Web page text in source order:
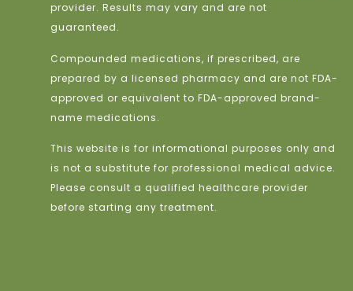
provider. Results may vary and are not
guaranteed.
Compounded medications, if prescribed, are
prepared by a licensed pharmacy and are not FDA-
approved or equivalent to FDA-approved brand-
name medications.
This website is for informational purposes only and
is not a substitute for professional medical advice.
Please consult a qualified healthcare provider
before starting any treatment.